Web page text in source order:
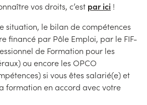
vos droits, c’est par ici !
situation, le bilan de compétences
financé par Pôle Emploi, par le FIF-
de Formation pour les
ou encore les OPCO
si vous êtes salarié(e) et
formation en accord avec votre